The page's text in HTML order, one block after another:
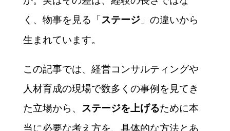
く、物事を見る「 ステージ」の違いから
生まれています。
この記事では、経営コンサルティングや
人材育成の現場で数多くの事例を見てき
た立場から、 ステージを上げるために本
当に必要な考え方を、具体的な方法とあ